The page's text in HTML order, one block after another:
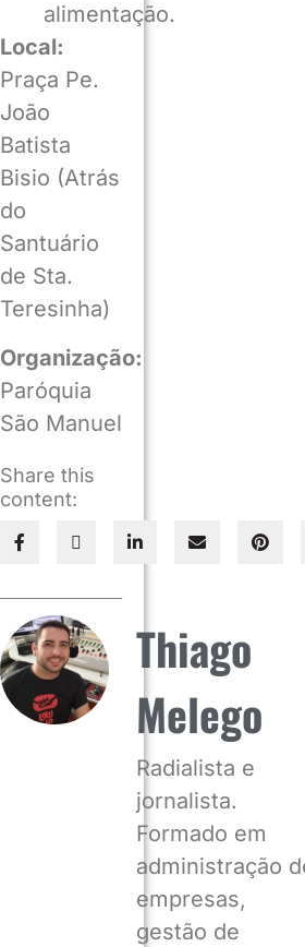
alimentação.
Local:
Praça Pe.
João
Batista
Bisio (Atrás
do
Santuário
de Sta.
Teresinha)
Organização:
Paróquia
São Manuel
Share this
content:
Thiago
Melego
Radialista e
jornalista.
Formado em
administração
empresas,
gestão de